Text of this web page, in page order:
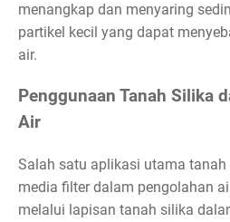
menangkap dan menyaring
partikel kecil yang dapat
air.
Penggunaan Tanah Silika
Air
Salah satu aplikasi utama
media filter dalam pengolahan
melalui lapisan tanah silika